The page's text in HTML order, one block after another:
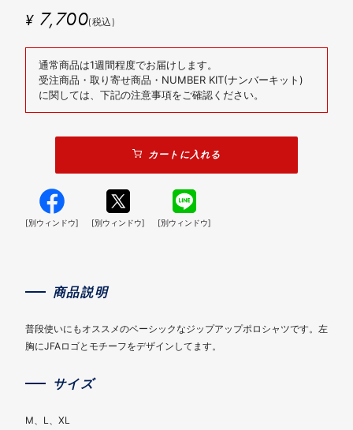
¥ 7,700(税込)
通常商品は1週間程度でお届けします。
受注商品・取り寄せ商品・NUMBER KIT(ナンバーキット)
に関しては、下記の注意事項をご確認ください。
カートに入れる
[別ウィンドウ] [別ウィンドウ] [別ウィンドウ]
商品説明
普段使いにもオススメのベーシックなジップアップポロシャツです。左
胸にJFAロゴとモチーフをデザインしてます。
サイズ
M、L、XL